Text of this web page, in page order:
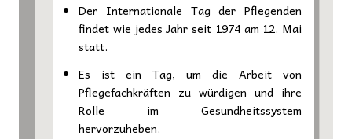
Der Internationale Tag der Pflegenden
findet wie jedes Jahr seit 1974 am 12. Mai
statt.
Es ist ein Tag, um die Arbeit von
Pflegefachkräften zu würdigen und ihre
Rolle im Gesundheitssystem
hervorzuheben.